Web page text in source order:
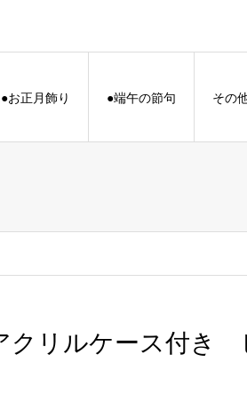
●お正月飾り ●端午の節句 その
クリルケース付き